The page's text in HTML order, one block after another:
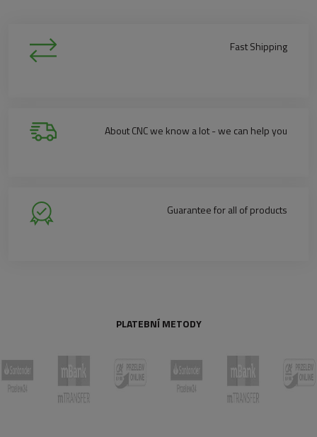
Fast Shipping
About CNC we know a lot - we can help you
Guarantee for all of products
PLATEBNÍ METODY